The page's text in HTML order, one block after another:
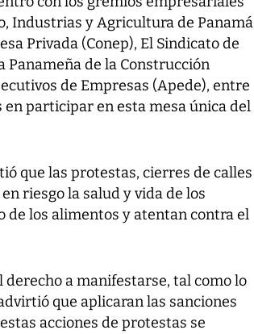
Industrias y Agricultura de Panamá
Privada (Conep), El Sindicato de
Panameña de la Construcción
de Empresas (Apede), entre
participar en esta mesa única del
que las protestas, cierres de calles
riesgo la salud y vida de los
de los alimentos y atentan contra el
a manifestarse, tal como lo
que aplicaran las sanciones
acciones de protestas se